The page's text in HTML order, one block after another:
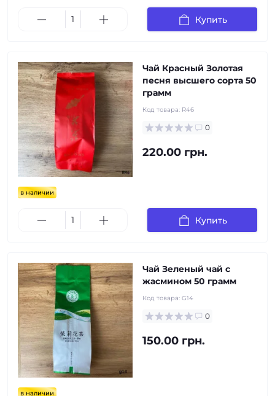
Купить
в наличии
Чай Красный Золотая
песня высшего сорта 50
грамм
Код товара: R46
0
220.00 грн.
Купить
в наличии
Чай Зеленый чай с
жасмином 50 грамм
Код товара: G14
0
150.00 грн.